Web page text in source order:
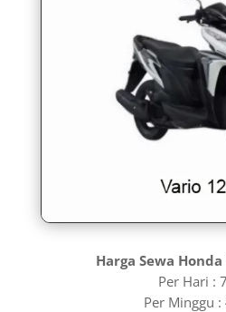
Harga Sewa
Per Hari :
Per Minggu :